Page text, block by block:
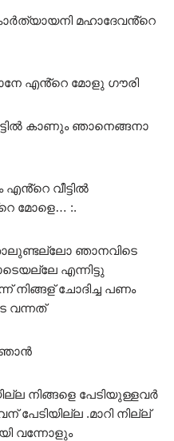
മഹാദേവൻ്റെ
എൻ്റെ മോളു ഗൗരി
കാണും ഞാനെങ്ങനാ
എൻ്റെ വീട്ടിൽ
മോളെ… :.
ഞാനവിടെ
എന്നിട്ടു
നിങ്ങള് ചോദിച്ച പണം
വന്നത്
ഞാൻ
നിങ്ങളെ പേടിയുള്ളവർ
പേടിയില്ല .മാറി നില്ല്
വന്നോളും